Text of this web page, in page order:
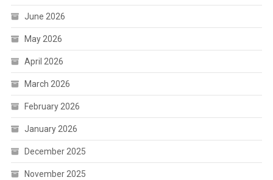
June 2026
May 2026
April 2026
March 2026
February 2026
January 2026
December 2025
November 2025